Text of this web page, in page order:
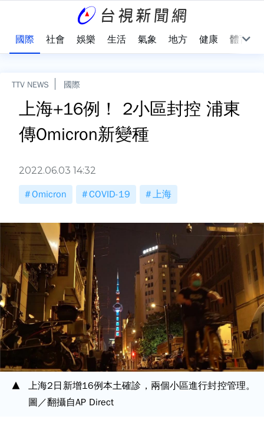
國際 社會 娛樂 生活 氣象 地方 健康 體育
TTV NEWS 國際
上海+16例！ 2小區封控 浦東
傳Omicron新變種
2022.06.03 14:32
Omicron COVID-19 上海
上海2日新增16例本土確診，兩個小區進行封控管理。
圖／翻攝自AP Direct